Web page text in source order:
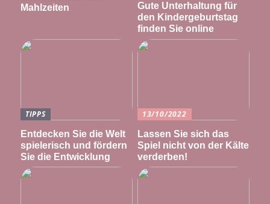
Mahlzeiten
Gute Unterhaltung für
den Kindergeburtstag
finden Sie online
TIPPS
Entdecken Sie die Welt
spielerisch und fördern
Sie die Entwicklung
13/10/2022
Lassen Sie sich das
Spiel nicht von der Kälte
verderben!